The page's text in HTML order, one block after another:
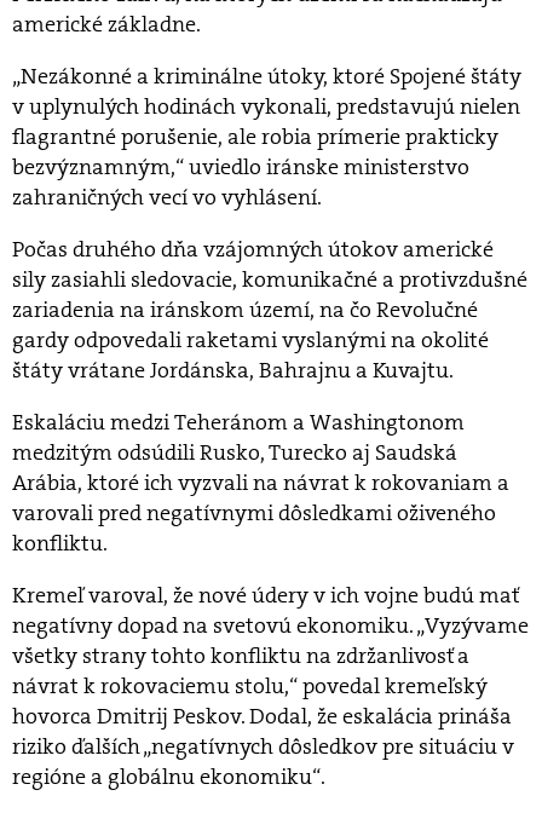
americké základne.
„Nezákonné a kriminálne útoky, ktoré Spojené štáty
v uplynulých hodinách vykonali, predstavujú nielen
flagrantné porušenie, ale robia prímerie prakticky
bezvýznamným,“ uviedlo iránske ministerstvo
zahraničných vecí vo vyhlásení.
Počas druhého dňa vzájomných útokov americké
sily zasiahli sledovacie, komunikačné a protivzdušné
zariadenia na iránskom území, na čo Revolučné
gardy odpovedali raketami vyslanými na okolité
štáty vrátane Jordánska, Bahrajnu a Kuvajtu.
Eskaláciu medzi Teheránom a Washingtonom
medzitým odsúdili Rusko, Turecko aj Saudská
Arábia, ktoré ich vyzvali na návrat k rokovaniam a
varovali pred negatívnymi dôsledkami oživeného
konfliktu.
Kremeľ varoval, že nové údery v ich vojne budú mať
negatívny dopad na svetovú ekonomiku. „Vyzývame
všetky strany tohto konfliktu na zdržanlivosť a
návrat k rokovaciemu stolu,“ povedal kremeľský
hovorca Dmitrij Peskov. Dodal, že eskalácia prináša
riziko ďalších „negatívnych dôsledkov pre situáciu v
regióne a globálnu ekonomiku“.